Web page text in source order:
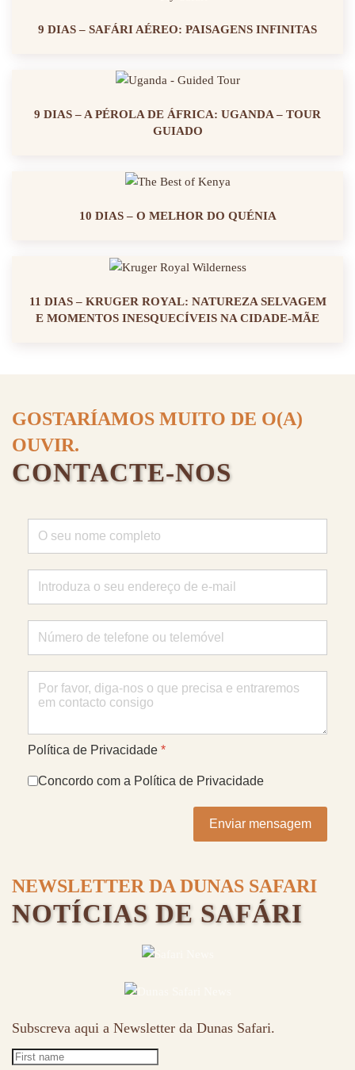
9 DIAS – SAFÁRI AÉREO: PAISAGENS INFINITAS
9 DIAS – A PÉROLA DE ÁFRICA: UGANDA – TOUR
GUIADO
10 DIAS – O MELHOR DO QUÉNIA
11 DIAS – KRUGER ROYAL: NATUREZA SELVAGEM
E MOMENTOS INESQUECÍVEIS NA CIDADE-MÃE
GOSTARÍAMOS MUITO DE O(A)
OUVIR.
CONTACTE-NOS
Política de Privacidade *
Concordo com a Política de Privacidade
Enviar mensagem
NEWSLETTER DA DUNAS SAFARI
NOTÍCIAS DE SAFÁRI
Subscreva aqui a Newsletter da Dunas Safari.